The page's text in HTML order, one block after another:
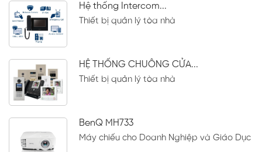
Hệ thống Intercom...
Thiết bị quản lý tòa nhà
HỆ THỐNG CHUÔNG CỬA...
Thiết bị quản lý tòa nhà
BenQ MH733
Máy chiếu cho Doanh Nghiệp và Giáo Dục